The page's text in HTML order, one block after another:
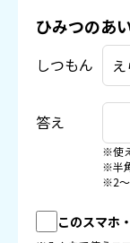
ひみつのあ
しつもん
答え
※使
※半
※2〜
このスマホ